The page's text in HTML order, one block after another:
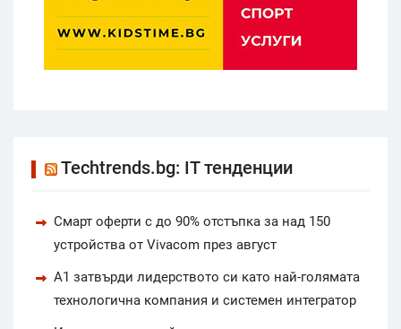
Techtrends.bg: IT тенденции
Смарт оферти с до 90% отстъпка за над 150
устройства от Vivacom през август
А1 затвърди лидерството си като най-голямата
технологична компания и системен интегратор